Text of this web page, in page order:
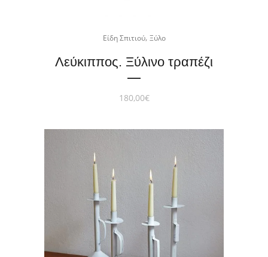
Είδη Σπιτιού, Ξύλο
Λεύκιππος. Ξύλινο τραπέζι
180,00€